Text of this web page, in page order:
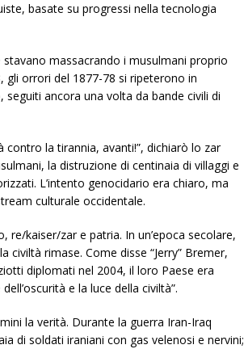
basate su progressi nella tecnologia
stavano massacrando i musulmani proprio
gli orrori del 1877-78 si ripeterono in
ancora una volta da bande civili di
contro la tirannia, avanti!”, dichiarò lo zar
la distruzione di centinaia di villaggi e
L’intento genocidario era chiaro, ma
culturale occidentale.
kaiser/zar e patria. In un’epoca secolare,
rimase. Come disse “Jerry” Bremer,
diplomati nel 2004, il loro Paese era
e la luce della civiltà”.
la verità. Durante la guerra Iran-Iraq
di soldati iraniani con gas velenosi e nervini;